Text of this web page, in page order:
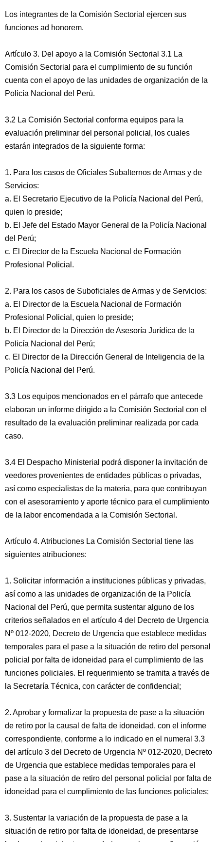
Los integrantes de la Comisión Sectorial ejercen sus
funciones ad honorem.
Artículo 3. Del apoyo a la Comisión Sectorial 3.1 La
Comisión Sectorial para el cumplimiento de su función
cuenta con el apoyo de las unidades de organización de la
Policía Nacional del Perú.
3.2 La Comisión Sectorial conforma equipos para la
evaluación preliminar del personal policial, los cuales
estarán integrados de la siguiente forma:
1. Para los casos de Oficiales Subalternos de Armas y de
Servicios:
a. El Secretario Ejecutivo de la Policía Nacional del Perú,
quien lo preside;
b. El Jefe del Estado Mayor General de la Policía Nacional
del Perú;
c. El Director de la Escuela Nacional de Formación
Profesional Policial.
2. Para los casos de Suboficiales de Armas y de Servicios:
a. El Director de la Escuela Nacional de Formación
Profesional Policial, quien lo preside;
b. El Director de la Dirección de Asesoría Jurídica de la
Policía Nacional del Perú;
c. El Director de la Dirección General de Inteligencia de la
Policía Nacional del Perú.
3.3 Los equipos mencionados en el párrafo que antecede
elaboran un informe dirigido a la Comisión Sectorial con el
resultado de la evaluación preliminar realizada por cada
caso.
3.4 El Despacho Ministerial podrá disponer la invitación de
veedores provenientes de entidades públicas o privadas,
así como especialistas de la materia, para que contribuyan
con el asesoramiento y aporte técnico para el cumplimiento
de la labor encomendada a la Comisión Sectorial.
Artículo 4. Atribuciones La Comisión Sectorial tiene las
siguientes atribuciones:
1. Solicitar información a instituciones públicas y privadas,
así como a las unidades de organización de la Policía
Nacional del Perú, que permita sustentar alguno de los
criterios señalados en el artículo 4 del Decreto de Urgencia
Nº 012-2020, Decreto de Urgencia que establece medidas
temporales para el pase a la situación de retiro del personal
policial por falta de idoneidad para el cumplimiento de las
funciones policiales. El requerimiento se tramita a través de
la Secretaría Técnica, con carácter de confidencial;
2. Aprobar y formalizar la propuesta de pase a la situación
de retiro por la causal de falta de idoneidad, con el informe
correspondiente, conforme a lo indicado en el numeral 3.3
del artículo 3 del Decreto de Urgencia Nº 012-2020, Decreto
de Urgencia que establece medidas temporales para el
pase a la situación de retiro del personal policial por falta de
idoneidad para el cumplimiento de las funciones policiales;
3. Sustentar la variación de la propuesta de pase a la
situación de retiro por falta de idoneidad, de presentarse